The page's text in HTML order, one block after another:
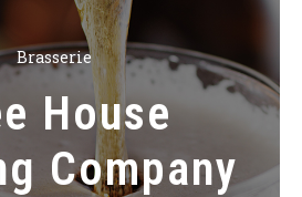
Brasserie
House
Company